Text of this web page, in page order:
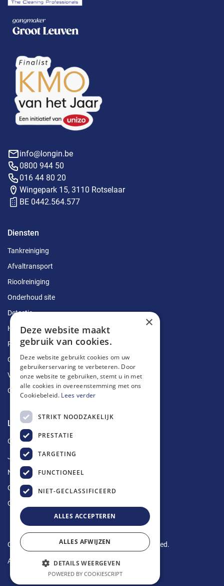
info@longin.be
0800 944 50
016 44 80 20
Wingepark 15, 3110 Rotselaar
BE 0442.564.577
Diensten
Tankreiniging
Afvaltransport
Rioolreiniging
Onderhoud site
Detectie
Herstellingen
Ruimingen
Ontstoppingen
Vetputten
Ontkalking
Longin Service
Over ons
Jobs
Nieuws
Contact
Offerte aanvragen
Copyright © 2024 Longin Service. All rights reserved.
Algemene voorwaarden -Privacy Policy
×
Deze website maakt
gebruik van cookies.
Deze website gebruikt cookies om uw
gebruikerservaring te verbeteren. Door
onze website te gebruiken, stemt u in met
alle cookies in overeenstemming met ons
Cookiebeleid. Lees verder
STRIKT NOODZAKELIJK
PRESTATIE
TARGETING
FUNCTIONEEL
NIET-GECLASSIFICEERD
ALLES ACCEPTEREN
ALLES AFWIJZEN
DETAILS WEERGEVEN
POWERED BY COOKIESCRIPT